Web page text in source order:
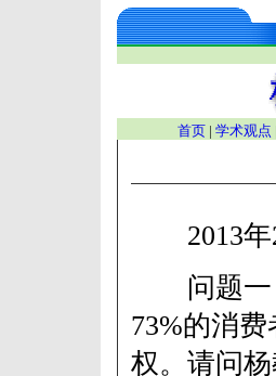
首页 | 学术观点
2013年2
问题一
73%的消
权。请问